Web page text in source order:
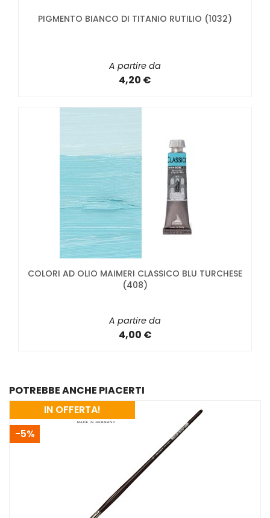
PIGMENTO BIANCO DI TITANIO RUTILIO (1032)
A partire da
4,20 €
COLORI AD OLIO MAIMERI CLASSICO BLU TURCHESE
(408)
A partire da
4,00 €
POTREBBE ANCHE PIACERTI
IN OFFERTA!
-5%